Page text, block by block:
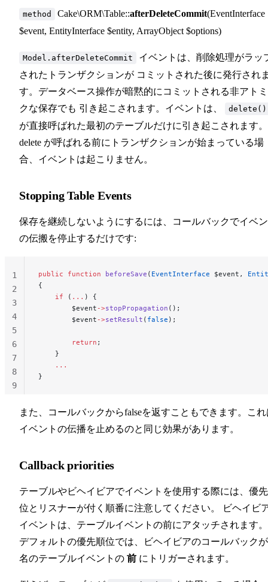
method Cake\ORM\Table::afterDeleteCommit(EventInterface
$event, EntityInterface $entity, ArrayObject $options)
Model.afterDeleteCommit
イベントは、削除処理がラッ
されたトランザクションが コミットされた後に発行され
す。データベース操作が暗黙的にコミットされる非アト
クな保存でも 引き起こされます。イベントは、
delete()
が直接呼ばれた最初のテーブルだけに引き起こされます。
delete が呼ばれる前にトランザクションが始まっている場
合、イベントは起こりません。
Stopping Table Events
保存を継続しないようにするには、コールバックでイベ
の伝搬を停止するだけです:
public function beforeSave ( EventInterface $event,
{
    if
( ... ) {
        $event
->stopPropagation ();
        $event
->setResult ( false );
        return
;
    }
    ...
}
1
2
3
4
5
6
7
8
9
また、コールバックからfalseを返すこともできます。こ
イベントの伝播を止めるのと同じ効果があります。
Callback priorities
テーブルやビヘイビアでイベントを使用する際には、優
位とリスナーが付く順番に注意してください。 ビヘイビ
イベントは、テーブルイベントの前にアタッチされます。
デフォルトの優先順位では、ビヘイビアのコールバック
名のテーブルイベントの 前 にトリガーされます。